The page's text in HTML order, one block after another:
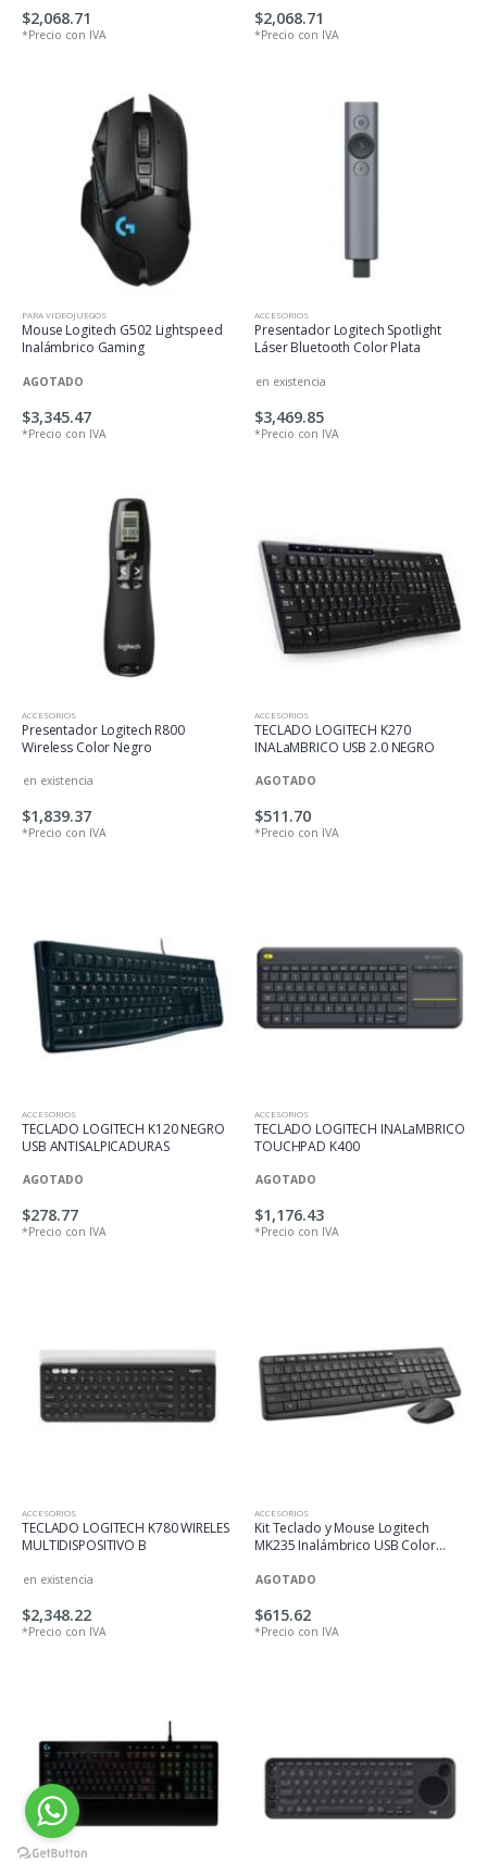
$2,068.71
*Precio con IVA
$2,068.71
*Precio con IVA
PARA VIDEOJUEGOS
Mouse Logitech G502 Lightspeed
Inalámbrico Gaming
AGOTADO
$3,345.47
*Precio con IVA
ACCESORIOS
Presentador Logitech Spotlight
Láser Bluetooth Color Plata
en existencia
$3,469.85
*Precio con IVA
ACCESORIOS
Presentador Logitech R800
Wireless Color Negro
en existencia
$1,839.37
*Precio con IVA
ACCESORIOS
TECLADO LOGITECH K270
INALaMBRICO USB 2.0 NEGRO
AGOTADO
$511.70
*Precio con IVA
ACCESORIOS
TECLADO LOGITECH K120 NEGRO
USB ANTISALPICADURAS
AGOTADO
$278.77
*Precio con IVA
ACCESORIOS
TECLADO LOGITECH INALaMBRICO
TOUCHPAD K400
AGOTADO
$1,176.43
*Precio con IVA
ACCESORIOS
TECLADO LOGITECH K780 WIRELES
MULTIDISPOSITIVO B
en existencia
$2,348.22
*Precio con IVA
ACCESORIOS
Kit Teclado y Mouse Logitech
MK235 Inalámbrico USB Color
AGOTADO
$615.62
*Precio con IVA